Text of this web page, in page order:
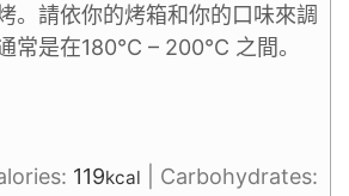
。請依你的烤箱和你的口味來調
常是在180°C – 200°C 之間。
119kcal
Carbohydrates: